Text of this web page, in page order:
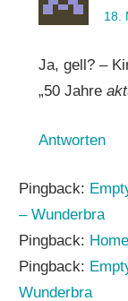
18.
Ja, gell? –
„50 Jahre
Antworten
Pingback:
– Wunderbra
Pingback:
Pingback:
Wunderbra